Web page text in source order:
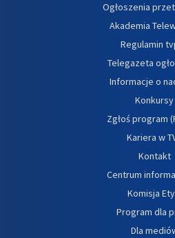
Ogłoszenia
Akademia
Regulamin
Telegazeta
Informacje o
Konkursy
Zgłoś program
Kariera w
Kontakt
Centrum
Komisja
Program dla
Dla